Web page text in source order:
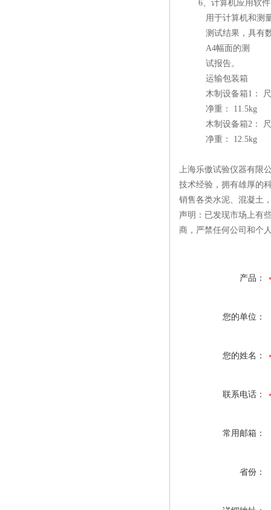
6、计算机应用软件
用于计算机和测量计
测试结果，具有数据
A4幅面的测
试报告。
运输包装箱
木制设备箱1： 尺寸
净重： 11.5kg
木制设备箱2： 尺寸
净重： 12.5kg
上海乐傲试验仪器有限
技术经验，拥有雄厚的
销售各类水泥、混凝土
声明：已发现市场上有
商，严禁任何公司和个
产品：
您的单位：
您的姓名：
联系电话：
常用邮箱：
省份：